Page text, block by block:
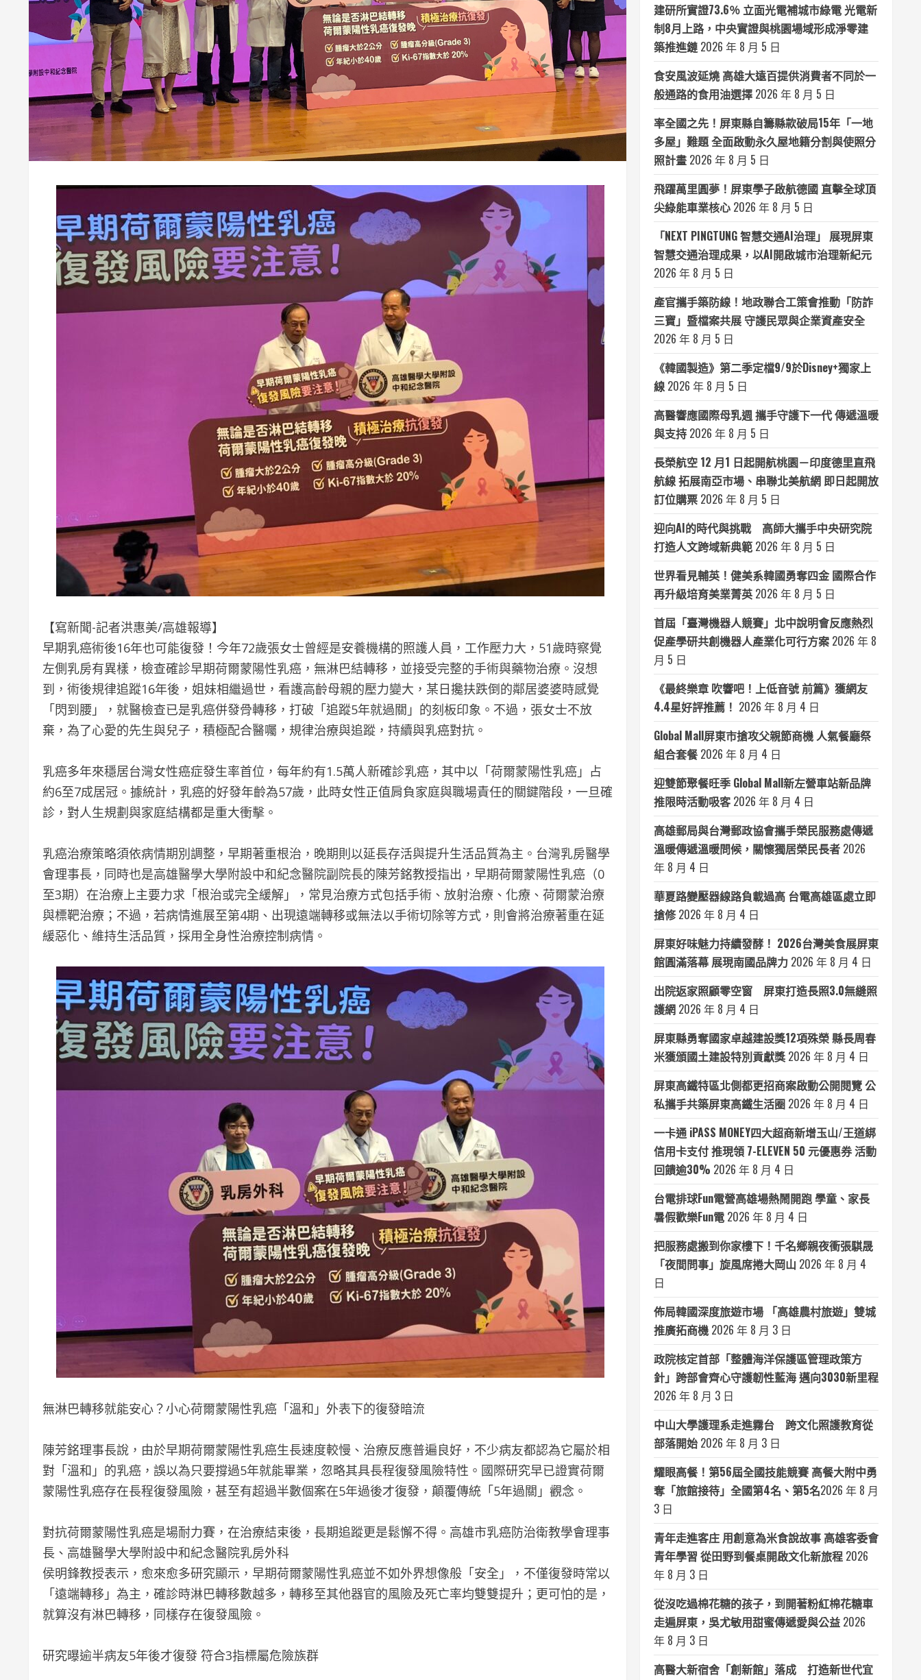
【寫新聞-記者洪惠美/高雄報導】
早期乳癌術後16年也可能復發！今年72歲張女士曾經是安養機構的照護人員，工作壓力大，51歲時察覺
左側乳房有異樣，檢查確診早期荷爾蒙陽性乳癌，無淋巴結轉移，並接受完整的手術與藥物治療。沒想
到，術後規律追蹤16年後，姐妹相繼過世，看護高齡母親的壓力變大，某日攙扶跌倒的鄰居婆婆時感覺
「閃到腰」，就醫檢查已是乳癌併發骨轉移，打破「追蹤5年就過關」的刻板印象。不過，張女士不放
棄，為了心愛的先生與兒子，積極配合醫囑，規律治療與追蹤，持續與乳癌對抗。
乳癌多年來穩居台灣女性癌症發生率首位，每年約有1.5萬人新確診乳癌，其中以「荷爾蒙陽性乳癌」占
約6至7成居冠。據統計，乳癌的好發年齡為57歲，此時女性正值肩負家庭與職場責任的關鍵階段，一旦確
診，對人生規劃與家庭結構都是重大衝擊。
乳癌治療策略須依病情期別調整，早期著重根治，晚期則以延長存活與提升生活品質為主。台灣乳房醫學
會理事長，同時也是高雄醫學大學附設中和紀念醫院副院長的陳芳銘教授指出，早期荷爾蒙陽性乳癌（0
至3期）在治療上主要力求「根治或完全緩解」，常見治療方式包括手術、放射治療、化療、荷爾蒙治療
與標靶治療；不過，若病情進展至第4期、出現遠端轉移或無法以手術切除等方式，則會將治療著重在延
緩惡化、維持生活品質，採用全身性治療控制病情。
無淋巴轉移就能安心？小心荷爾蒙陽性乳癌「溫和」外表下的復發暗流
陳芳銘理事長說，由於早期荷爾蒙陽性乳癌生長速度較慢、治療反應普遍良好，不少病友都認為它屬於相
對「溫和」的乳癌，誤以為只要撐過5年就能畢業，忽略其具長程復發風險特性。國際研究早已證實荷爾
蒙陽性乳癌存在長程復發風險，甚至有超過半數個案在5年過後才復發，顛覆傳統「5年過關」觀念。
對抗荷爾蒙陽性乳癌是場耐力賽，在治療結束後，長期追蹤更是鬆懈不得。高雄市乳癌防治衛教學會理事
長、高雄醫學大學附設中和紀念醫院乳房外科
侯明鋒教授表示，愈來愈多研究顯示，早期荷爾蒙陽性乳癌並不如外界想像般「安全」，不僅復發時常以
「遠端轉移」為主，確診時淋巴轉移數越多，轉移至其他器官的風險及死亡率均雙雙提升；更可怕的是，
就算沒有淋巴轉移，同樣存在復發風險。
研究曝逾半病友5年後才復發 符合3指標屬危險族群
建研所實證73.6％ 立面光電補城市綠電 光電新
制8月上路，中央實證與桃園場域形成淨零建
築推進鏈 2026 年 8 月 5 日
食安風波延燒 高雄大遠百提供消費者不同於一
般通路的食用油選擇 2026 年 8 月 5 日
率全國之先！屏東縣自籌縣款破局15年「一地
多屋」難題 全面啟動永久屋地籍分割與使照分
照計畫 2026 年 8 月 5 日
飛躍萬里圓夢！屏東學子啟航德國 直擊全球頂
尖綠能車業核心 2026 年 8 月 5 日
「NEXT PINGTUNG 智慧交通AI治理」 展現屏東
智慧交通治理成果，以AI開啟城市治理新紀元
2026 年 8 月 5 日
產官攜手築防線！地政聯合工策會推動「防詐
三寶」暨檔案共展 守護民眾與企業資產安全
2026 年 8 月 5 日
《韓國製造》第二季定檔9/9於Disney+獨家上
線 2026 年 8 月 5 日
高醫響應國際母乳週 攜手守護下一代 傳遞溫暖
與支持 2026 年 8 月 5 日
長榮航空 12 月1 日起開航桃園－印度德里直飛
航線 拓展南亞市場、串聯北美航網 即日起開放
訂位購票 2026 年 8 月 5 日
迎向AI的時代與挑戰 高師大攜手中央研究院
打造人文跨域新典範 2026 年 8 月 5 日
世界看見輔英！健美系韓國勇奪四金 國際合作
再升級培育美業菁英 2026 年 8 月 5 日
首屆「臺灣機器人競賽」北中說明會反應熱烈
促產學研共創機器人產業化可行方案 2026 年 8
月 5 日
《最終樂章 吹響吧！上低音號 前篇》獲網友
4.4星好評推薦！ 2026 年 8 月 4 日
Global Mall屏東市搶攻父親節商機 人氣餐廳祭
組合套餐 2026 年 8 月 4 日
迎雙節聚餐旺季 Global Mall新左營車站新品牌
推限時活動吸客 2026 年 8 月 4 日
高雄郵局與台灣郵政協會攜手榮民服務處傳遞
溫暖傳遞溫暖問候，關懷獨居榮民長者 2026
年 8 月 4 日
華夏路變壓器線路負載過高 台電高雄區處立即
搶修 2026 年 8 月 4 日
屏東好味魅力持續發酵！ 2026台灣美食展屏東
館圓滿落幕 展現南國品牌力 2026 年 8 月 4 日
出院返家照顧零空窗 屏東打造長照3.0無縫照
護網 2026 年 8 月 4 日
屏東縣勇奪國家卓越建設獎12項殊榮 縣長周春
米獲頒國土建設特別貢獻獎 2026 年 8 月 4 日
屏東高鐵特區北側都更招商案啟動公開閱覽 公
私攜手共築屏東高鐵生活圈 2026 年 8 月 4 日
一卡通 iPASS MONEY四大超商新增玉山/王道綁
信用卡支付 推現領 7-ELEVEN 50 元優惠券 活動
回饋逾30% 2026 年 8 月 4 日
台電排球Fun電營高雄場熱鬧開跑 學童、家長
暑假歡樂Fun電 2026 年 8 月 4 日
把服務處搬到你家樓下！千名鄉親夜衝張騏晟
「夜間問事」旋風席捲大岡山 2026 年 8 月 4
日
佈局韓國深度旅遊市場 「高雄農村旅遊」雙城
推廣拓商機 2026 年 8 月 3 日
政院核定首部「整體海洋保護區管理政策方
針」跨部會齊心守護韌性藍海 邁向3030新里程
2026 年 8 月 3 日
中山大學護理系走進霧台 跨文化照護教育從
部落開始 2026 年 8 月 3 日
耀眼高餐！第56屆全國技能競賽 高餐大附中勇
奪「旅館接待」全國第4名、第5名​2026 年 8 月
3 日
青年走進客庄 用創意為米食說故事 高雄客委會
青年學習 從田野到餐桌開啟文化新旅程 2026
年 8 月 3 日
從沒吃過棉花糖的孩子，到開著粉紅棉花糖車
走遍屏東，吳尤敏用甜蜜傳遞愛與公益 2026
年 8 月 3 日
高醫大新宿舍「創新館」落成 打造新世代宜